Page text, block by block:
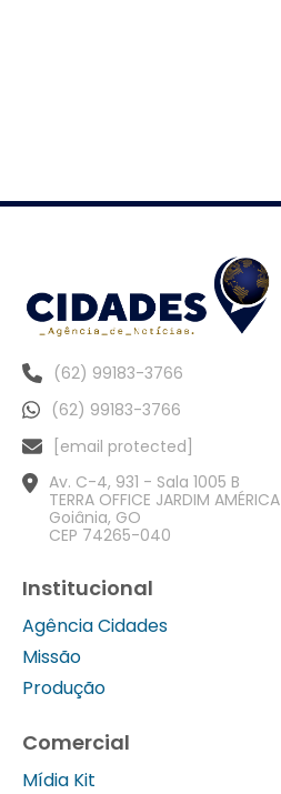
(62) 99183-3766
(62) 99183-3766
[email protected]
Av. C-4, 931 - Sala 1005 B
TERRA OFFICE JARDIM AMÉRICA
Goiânia, GO
CEP 74265-040
Institucional
Agência Cidades
Missão
Produção
Comercial
Mídia Kit